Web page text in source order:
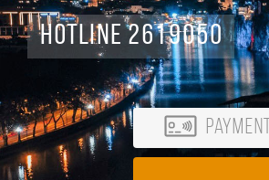
Hotline 2619050
Payment